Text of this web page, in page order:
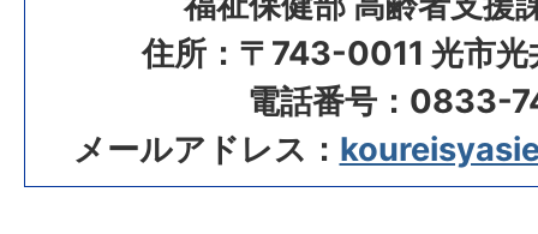
住所：〒743-0011 光市光
電話番号：0833-
メールアドレス：